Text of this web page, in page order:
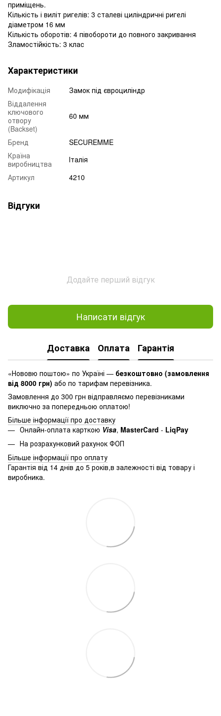
приміщень.
Кількість і виліт ригелів: 3 сталеві циліндричні ригелі
діаметром 16 мм
Кількість оборотів: 4 півобороти до повного закривання
Зламостійкість: 3 клас
Характеристики
Модифікація
Замок під євроциліндр
Віддалення
ключового
отвору
(Backset)
60 мм
Бренд
SECUREMME
Країна
виробництва
Італія
Артикул
4210
Відгуки
Додайте перший відгук
Написати відгук
Доставка Оплата Гарантія
«Нововю поштою» по Україні — безкоштовно (замовлення
від 8000 грн) або по тарифам перевізника.
Замовлення до 300 грн відправляємо перевізниками
виключно за попередньою оплатою!
Більше інформації про доставку
Онлайн-оплата карткою Visa, MasterСard - LiqPay
На розрахунковий рахунок ФОП
Більше інформації про оплату
Гарантія від 14 днів до 5 років,в залежності від товару і
виробника.